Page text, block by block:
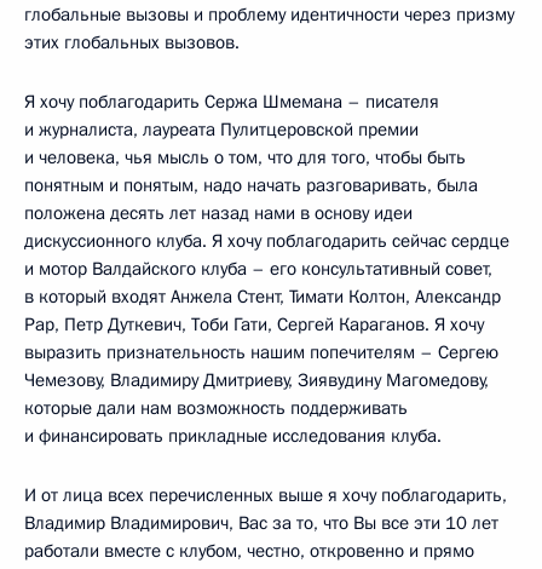
глобальные вызовы и проблему идентичности через призму
этих глобальных вызовов.
Я хочу поблагодарить Сержа Шмемана – писателя
и журналиста, лауреата Пулитцеровской премии
и человека, чья мысль о том, что для того, чтобы быть
понятным и понятым, надо начать разговаривать, была
положена десять лет назад нами в основу идеи
дискуссионного клуба. Я хочу поблагодарить сейчас сердце
и мотор Валдайского клуба – его консультативный совет,
в который входят Анжела Стент, Тимати Колтон, Александр
Рар, Петр Дуткевич, Тоби Гати, Сергей Караганов. Я хочу
выразить признательность нашим попечителям – Сергею
Чемезову, Владимиру Дмитриеву, Зиявудину Магомедову,
которые дали нам возможность поддерживать
и финансировать прикладные исследования клуба.
И от лица всех перечисленных выше я хочу поблагодарить,
Владимир Владимирович, Вас за то, что Вы все эти 10 лет
работали вместе с клубом, честно, откровенно и прямо